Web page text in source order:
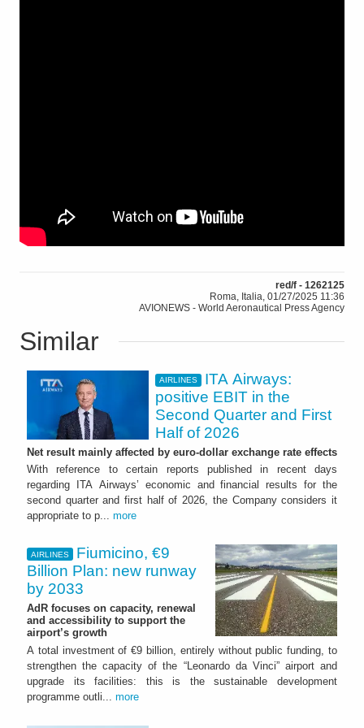
red/f - 1262125
Roma, Italia, 01/27/2025 11:36
AVIONEWS - World Aeronautical Press Agency
Similar
AIRLINES
ITA Airways:
positive EBIT in the
Second Quarter and First
Half of 2026
Net result mainly affected by euro-dollar exchange rate effects
With reference to certain reports published in recent days
regarding ITA Airways’ economic and financial results for the
second quarter and first half of 2026, the Company considers it
appropriate to p... more
AIRLINES
Fiumicino, €9
Billion Plan: new runway
by 2033
AdR focuses on capacity, renewal
and accessibility to support the
airport’s growth
A total investment of €9 billion, entirely without public funding, to
strengthen the capacity of the “Leonardo da Vinci” airport and
upgrade its facilities: this is the sustainable development
programme outli... more